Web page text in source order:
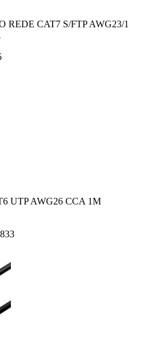
REDE CAT7 S/FTP AWG23/1
UTP AWG26 CCA 1M